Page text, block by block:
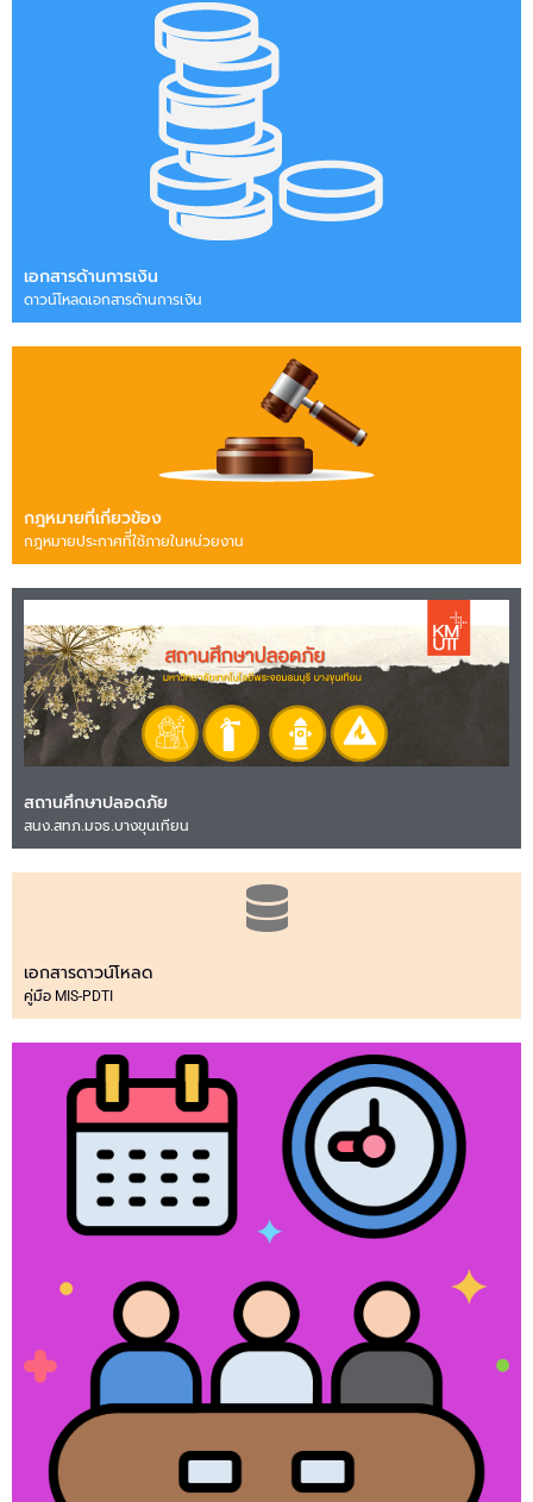
เอกสารด้านการเงิน
ดาวน์โหลดเอกสารด้านการเงิน
กฎหมายที่เกี่ยวข้อง
กฎหมายประกาศทีี่ใช้ภายในหน่วยงาน
สถานศึกษาปลอดภัย
สนง.สทภ.มจธ.บางขุนเทียน
เอกสารดาวน์โหลด
คู่มือ MIS-PDTI